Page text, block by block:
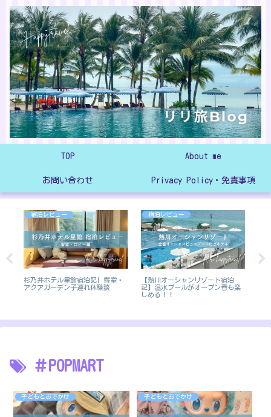
TOP About me
お問い合わせ Privacy Policy・免責事項
宿泊レビュー
杉乃井ホテル星館宿泊記| 客室・
アクアガーデン子連れ体験談
宿泊レビュー
【熱川オーシャンリゾート宿泊
記】温水プールがオープン春も楽
しめる！！
＃POPMART
子どもとおでかけ 子どもとおでかけ